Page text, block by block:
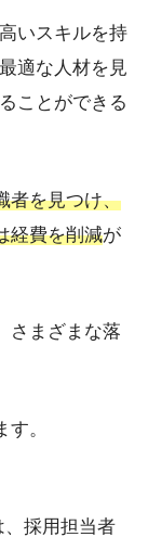
いスキルを持
適な人材を見
ことができる
者を見つけ、
経費を削減が
さまざまな落
。
採用担当者